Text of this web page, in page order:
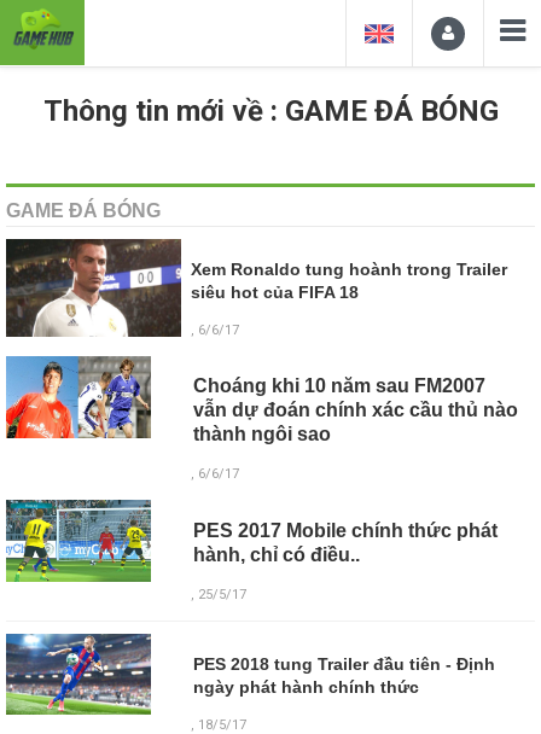
Thông tin mới về : GAME ĐÁ BÓNG
GAME ĐÁ BÓNG
Xem Ronaldo tung hoành trong Trailer
siêu hot của FIFA 18
, 6/6/17
Choáng khi 10 năm sau FM2007
vẫn dự đoán chính xác cầu thủ nào
thành ngôi sao
, 6/6/17
PES 2017 Mobile chính thức phát
hành, chỉ có điều..
, 25/5/17
PES 2018 tung Trailer đầu tiên - Định
ngày phát hành chính thức
, 18/5/17